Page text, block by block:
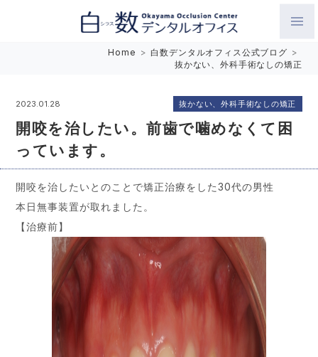
み合わせを考えたインプラントと矯正歯科
Home > 白数デンタルオフィス公式ブログ >
抜かない、外科手術なしの矯正
2023.01.28
開咬を治したい。前歯で噛めなくて困
っています。
抜かない、外科手術なしの矯正
開咬を治したいとのことで矯正治療をした30代の男性
本日無事装置が取れました。
【治療前】